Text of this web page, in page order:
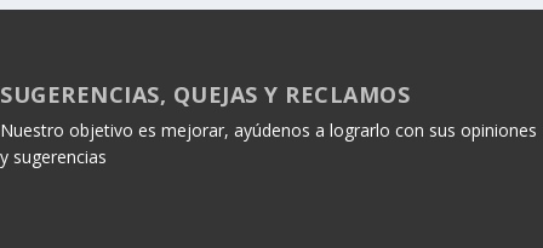
SUGERENCIAS, QUEJAS Y RECLAMOS
Nuestro objetivo es mejorar, ayúdenos a lograrlo con sus opiniones
y sugerencias